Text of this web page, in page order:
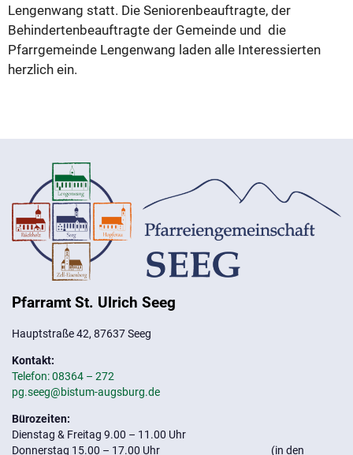
Lengenwang statt. Die Seniorenbeauftragte, der
Behindertenbeauftragte der Gemeinde und die
Pfarrgemeinde Lengenwang laden alle Interessierten
herzlich ein.
Pfarramt St. Ulrich Seeg
Hauptstraße 42, 87637 Seeg
Kontakt:
Telefon: 08364 – 272
pg.seeg@bistum-augsburg.de
Bürozeiten:
Dienstag & Freitag 9.00 – 11.00 Uhr
Donnerstag 15.00 – 17.00 Uhr (in den